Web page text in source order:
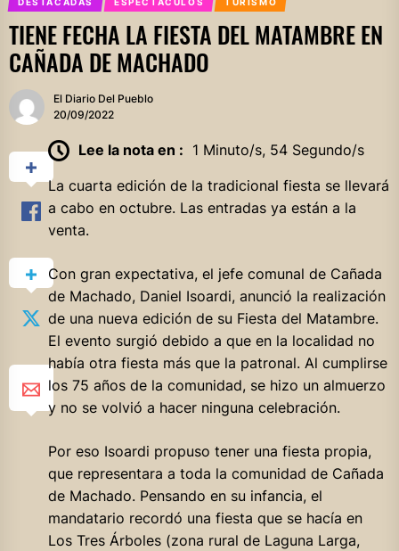
TIENE FECHA LA FIESTA DEL MATAMBRE EN
CAÑADA DE MACHADO
El Diario Del Pueblo
20/09/2022
Lee la nota en : 1 Minuto/s, 54 Segundo/s
La cuarta edición de la tradicional fiesta se llevará
a cabo en octubre. Las entradas ya están a la
venta.
Con gran expectativa, el jefe comunal de Cañada
de Machado, Daniel Isoardi, anunció la realización
de una nueva edición de su Fiesta del Matambre.
El evento surgió debido a que en la localidad no
había otra fiesta más que la patronal. Al cumplirse
los 75 años de la comunidad, se hizo un almuerzo
y no se volvió a hacer ninguna celebración.
Por eso Isoardi propuso tener una fiesta propia,
que representara a toda la comunidad de Cañada
de Machado. Pensando en su infancia, el
mandatario recordó una fiesta que se hacía en
Los Tres Árboles (zona rural de Laguna Larga,